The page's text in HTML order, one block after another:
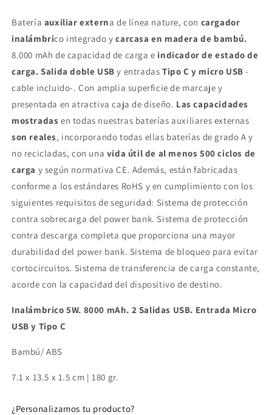
PowerBambú
8000
–
Batería
externa
inalámbrica
eco
con
USB
PowerBambú
8000
–
Batería
externa
inalámbrica
eco
con
USB
Batería auxiliar externa de línea nature, con cargador
inalámbrico integrado ycarcasa en madera de bambú.
8.000 mAh de capacidad de carga e indicador de estado de
carga. Salida doble USB y entradasTipo C y micro USB -
cable incluido-. Con amplia superficie de marcaje y
presentada en atractiva caja de diseño. Las capacidades
mostradas en todas nuestras baterías auxiliares externas
son reales, incorporando todas ellas baterías de grado A y
no recicladas, con una vida útil de al menos 500 ciclos de
carga y según normativa CE. Además, están fabricadas
conforme a los estándares RoHS y en cumplimiento con los
siguientes requisitos de seguridad: Sistema de protección
contra sobrecarga del power bank. Sistema de protección
contra descarga completa que proporciona una mayor
durabilidad del power bank. Sistema de bloqueo para evitar
cortocircuitos. Sistema de transferencia de carga constante,
acorde con la capacidad del dispositivo de destino.
Inalámbrico 5W. 8000 mAh. 2 Salidas USB. Entrada Micro
USB y Tipo C
Bambú/ ABS
7.1 x 13.5 x 1.5 cm | 180 gr.
¿Personalizamos tu producto?